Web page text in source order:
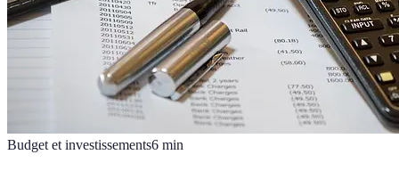
Budget et investissements6 min